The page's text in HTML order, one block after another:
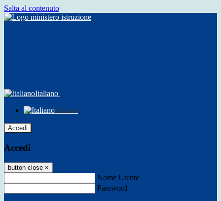
Salta al contenuto
Italiano
Italiano
Accedi
Accedi
button close ×
Nome Utente
Password